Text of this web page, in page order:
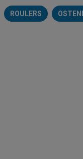
ROULERS